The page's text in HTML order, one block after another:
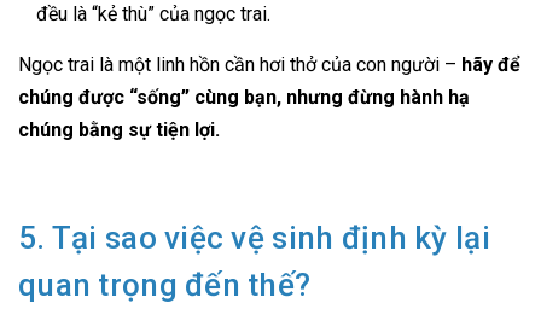
đều là “kẻ thù” của ngọc trai.
Ngọc trai là một linh hồn cần hơi thở của con người – hãy để
chúng được “sống” cùng bạn, nhưng đừng hành hạ
chúng bằng sự tiện lợi.
5. Tại sao việc vệ sinh định kỳ lại
quan trọng đến thế?